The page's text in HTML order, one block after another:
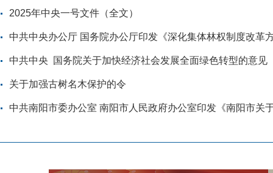
2025年中央一号文件（全文）
中共中央办公厅 国务院办公厅印发《深化集体林权制度改革
中共中央 国务院关于加快经济社会发展全面绿色转型的意见
关于加强古树名木保护的令
中共南阳市委办公室 南阳市人民政府办公室印发《南阳市关